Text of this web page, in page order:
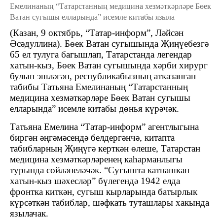
Емелинаның “Татарстанның медицина хезмәткәрләре Бөек
Ватан сугышы елларында” исемле китабы языла
(Казан, 9 октябрь, “Татар-информ”, Ләйсән
Әсәдуллина). Бөек Ватан сугышында Җиңүебезгә
65 ел тулуга багышлап, Татарстанда легендар
хатын-кыз, Бөек Ватан сугышында хәрби хирург
булып эшләгән, республикабызның атказанган
табибы Татьяна Емелинаның “Татарстанның
медицина хезмәткәрләре Бөек Ватан сугышы
елларында” исемле китабы дөнья күрәчәк.
Татьяна Емелина “Татар-информ” агентлыгына
биргән әңгәмәсендә белдергәнчә, китапта
табибларның Җиңүгә керткән өлеше, Татарстан
медицина хезмәткәрләренең каһарманлыгы
турында сөйләнеләчәк. “Сугышта катнашкан
хатын-кыз шәхесләр” бүлегендә 1942 елда
фронтка киткән, сугыш кырларында батырлык
күрсәткән табиблар, шәфкать туташлары хакында
язылачак.